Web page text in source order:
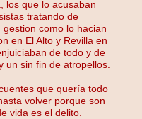
los que lo acusaban
tratando de
gestion como lo hacian
en El Alto y Revilla en
de todo y de
un sin fin de atropellos.
que quería todo
volver porque son
vida es el delito.